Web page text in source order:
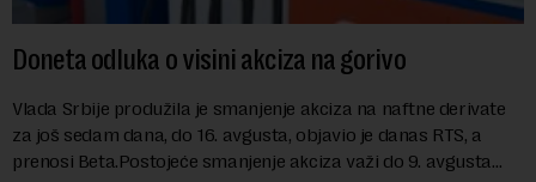
Doneta odluka o visini akciza na gorivo
Vlada Srbije produžila je smanjenje akciza na naftne derivate
za još sedam dana, do 16. avgusta, objavio je danas RTS, a
prenosi Beta.Postojeće smanjenje akciza važi do 9. avgusta